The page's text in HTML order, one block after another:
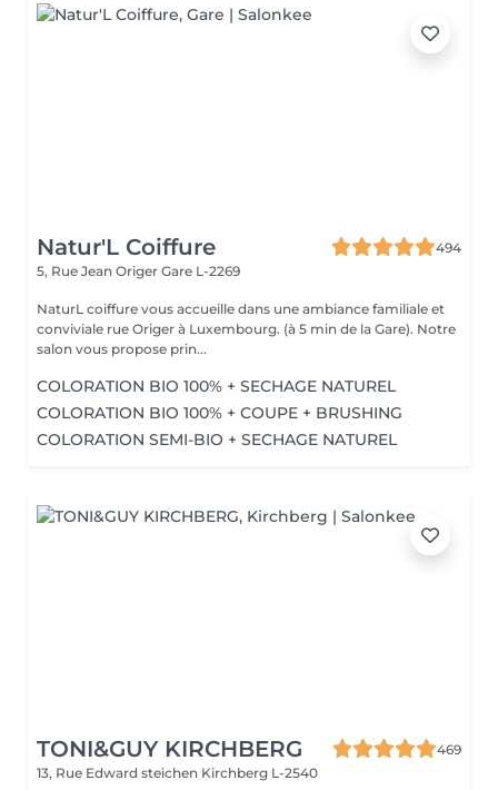
Natur'L Coiffure
494
5, Rue Jean Origer Gare L-2269
NaturL coiffure vous accueille dans une ambiance familiale et
conviviale rue Origer à Luxembourg. (à 5 min de la Gare). Notre
salon vous propose prin...
COLORATION BIO 100% + SECHAGE NATUREL
COLORATION BIO 100% + COUPE + BRUSHING
COLORATION SEMI-BIO + SECHAGE NATUREL
TONI&GUY KIRCHBERG
469
13, Rue Edward steichen Kirchberg L-2540